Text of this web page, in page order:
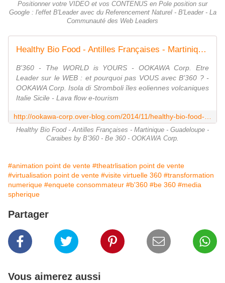
Positionner votre VIDEO et vos CONTENUS en Pole position sur
Google : l'effet B'Leader avec du Referencement Naturel - B'Leader - La
Communauté des Web Leaders
Healthy Bio Food - Antilles Françaises - Martinique - Guadeloupe - Caraibes by B'360 - Be 360 - OOKAWA Corp.
B'360 - The WORLD is YOURS - OOKAWA Corp. Etre
Leader sur le WEB : et pourquoi pas VOUS avec B'360 ? -
OOKAWA Corp. Isola di Stromboli îles eoliennes volcaniques
Italie Sicile - Lava flow e-tourism
Healthy Bio Food - Antilles Françaises - Martinique - Guadeloupe -
Caraibes by B'360 - Be 360 - OOKAWA Corp.
#animation point de vente #theatrlisation point de vente
#virtualisation point de vente #visite virtuelle 360 #transformation
numerique #enquete consommateur #b'360 #be 360 #media
spherique
Partager
Vous aimerez aussi